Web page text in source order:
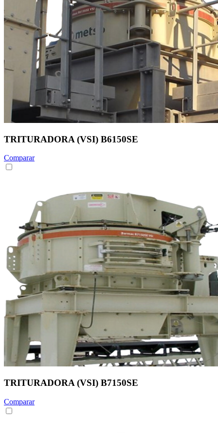
TRITURADORA (VSI) B6150SE
Comparar
TRITURADORA (VSI) B7150SE
Comparar